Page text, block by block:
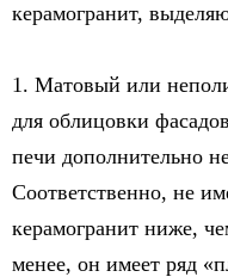
керамогранит,
1. Матовый или
для облицовки
печи дополнительно
Соответственно, не
керамогранит ниже,
менее, он имеет ряд